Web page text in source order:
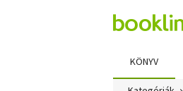
KÖNYV